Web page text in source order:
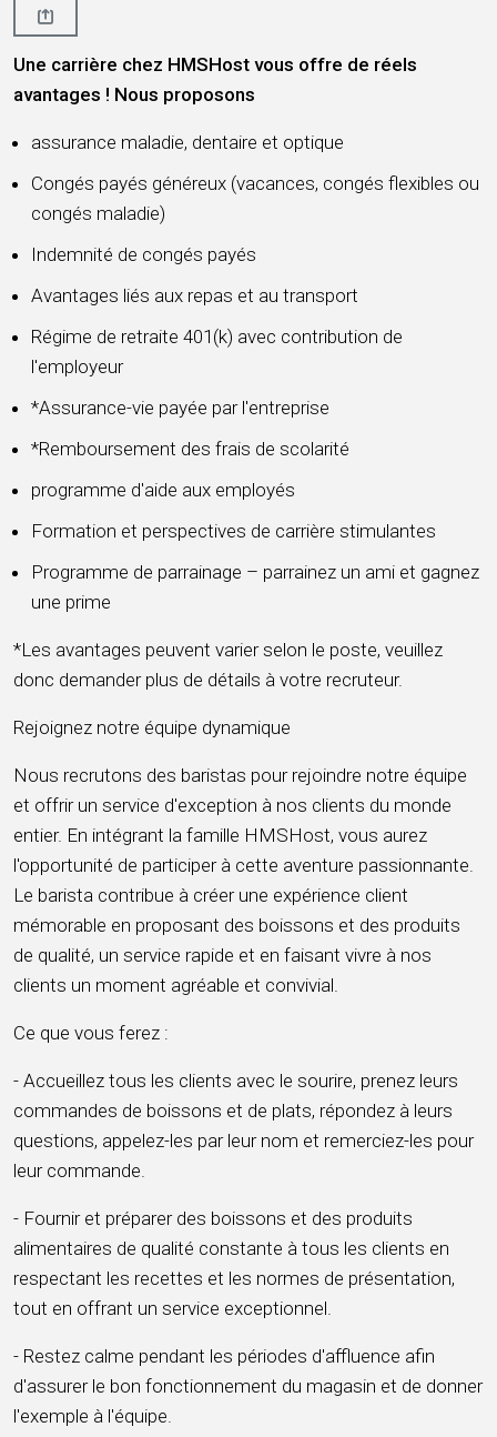
Une carrière chez HMSHost vous offre de réels
avantages ! Nous proposons
assurance maladie, dentaire et optique
Congés payés généreux (vacances, congés flexibles ou
congés maladie)
Indemnité de congés payés
Avantages liés aux repas et au transport
Régime de retraite 401(k) avec contribution de
l'employeur
*Assurance-vie payée par l'entreprise
*Remboursement des frais de scolarité
programme d'aide aux employés
Formation et perspectives de carrière stimulantes
Programme de parrainage – parrainez un ami et gagnez
une prime
*Les avantages peuvent varier selon le poste, veuillez
donc demander plus de détails à votre recruteur.
Rejoignez notre équipe dynamique
Nous recrutons des baristas pour rejoindre notre équipe
et offrir un service d'exception à nos clients du monde
entier. En intégrant la famille HMSHost, vous aurez
l'opportunité de participer à cette aventure passionnante.
Le barista contribue à créer une expérience client
mémorable en proposant des boissons et des produits
de qualité, un service rapide et en faisant vivre à nos
clients un moment agréable et convivial.
Ce que vous ferez :
- Accueillez tous les clients avec le sourire, prenez leurs
commandes de boissons et de plats, répondez à leurs
questions, appelez-les par leur nom et remerciez-les pour
leur commande.
- Fournir et préparer des boissons et des produits
alimentaires de qualité constante à tous les clients en
respectant les recettes et les normes de présentation,
tout en offrant un service exceptionnel.
- Restez calme pendant les périodes d'affluence afin
d'assurer le bon fonctionnement du magasin et de donner
l'exemple à l'équipe.